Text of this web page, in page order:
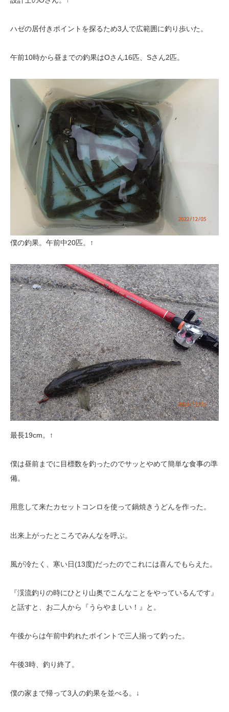
ハゼの居付きポイントを探るため3人で広範囲に釣り歩いた。
午前10時から昼までの釣果はOさん16匹、Sさん2匹。
僕の釣果。午前中20匹。↑
最長19cm。↑
僕は昼前までに目標数を釣ったのでサッとやめて簡単な食事の準
備。
用意して来たカセットコンロを使って鍋焼きうどんを作った。
出来上がったところでみんなを呼ぶ。
風が冷たく、寒い日(13度)だったのでこれには喜んでもらえた。
『渓流釣りの時にひとり山奥でこんなことをやっているんです』
と話すと、お二人から『うらやましい！』と。
午後からは午前中釣れたポイントで三人揃って釣った。
午後3時、釣り終了。
僕の家まで帰って3人の釣果を並べる。↓